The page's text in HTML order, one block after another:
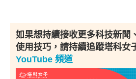
如果想持續接收更多科技新聞
使用技巧，請持續追蹤塔科女
YouTube 頻道